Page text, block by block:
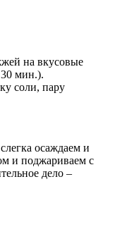
на вкусовые
мин.).
соли, пару
осаждаем и
и поджариваем с
дело –